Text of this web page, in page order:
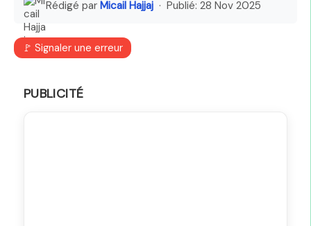
Rédigé par Micail Hajjaj · Publié: 28 Nov 2025
🚩 Signaler une erreur
PUBLICITÉ